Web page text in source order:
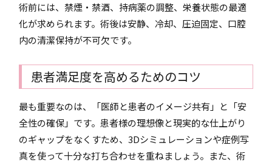
術前には、禁煙・禁酒、持病薬の調整、栄養状態の最適
化が求められます。術後は安静、冷却、圧迫固定、口腔
内の清潔保持が不可欠です。
患者満足度を高めるためのコツ
最も重要なのは、「医師と患者のイメージ共有」と「安
全性の確保」です。患者様の理想像と現実的な仕上がり
のギャップをなくすため、3Dシミュレーションや症例写
真を使って十分な打ち合わせを重ねましょう。また、術